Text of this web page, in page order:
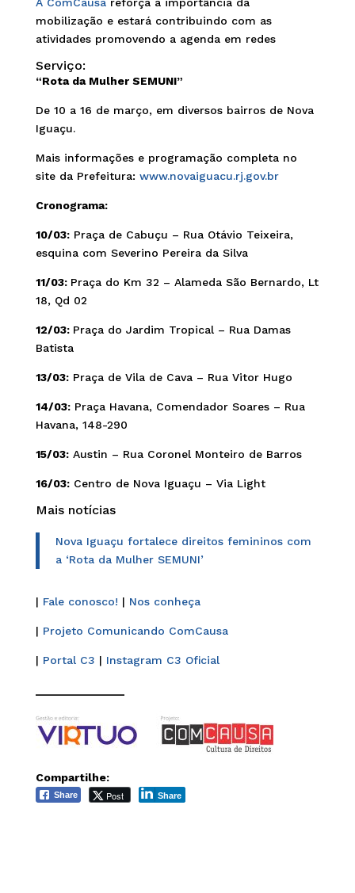
mobilização e estará contribuindo com as
atividades promovendo a agenda em redes
Serviço:
“Rota da Mulher SEMUNI”
De 10 a 16 de março, em diversos bairros de Nova
Iguaçu.
Mais informações e programação completa no
site da Prefeitura: www.novaiguacu.rj.gov.br
Cronograma:
10/03:Praça de Cabuçu – Rua Otávio Teixeira,
esquina com Severino Pereira da Silva
11/03: Praça do Km 32 – Alameda São Bernardo, Lt
18, Qd 02
12/03: Praça do Jardim Tropical – Rua Damas
Batista
13/03:Praça de Vila de Cava – Rua Vitor Hugo
14/03:Praça Havana, Comendador Soares – Rua
Havana, 148-290
15/03:Austin – Rua Coronel Monteiro de Barros
16/03:Centro de Nova Iguaçu – Via Light
Mais notícias
Nova Iguaçu fortalece direitos femininos com
a ‘Rota da Mulher SEMUNI’
| Fale conosco! | Nos conheça
| Projeto Comunicando ComCausa
| Portal C3 | Instagram C3 Oficial
Compartilhe:
Share Post Share